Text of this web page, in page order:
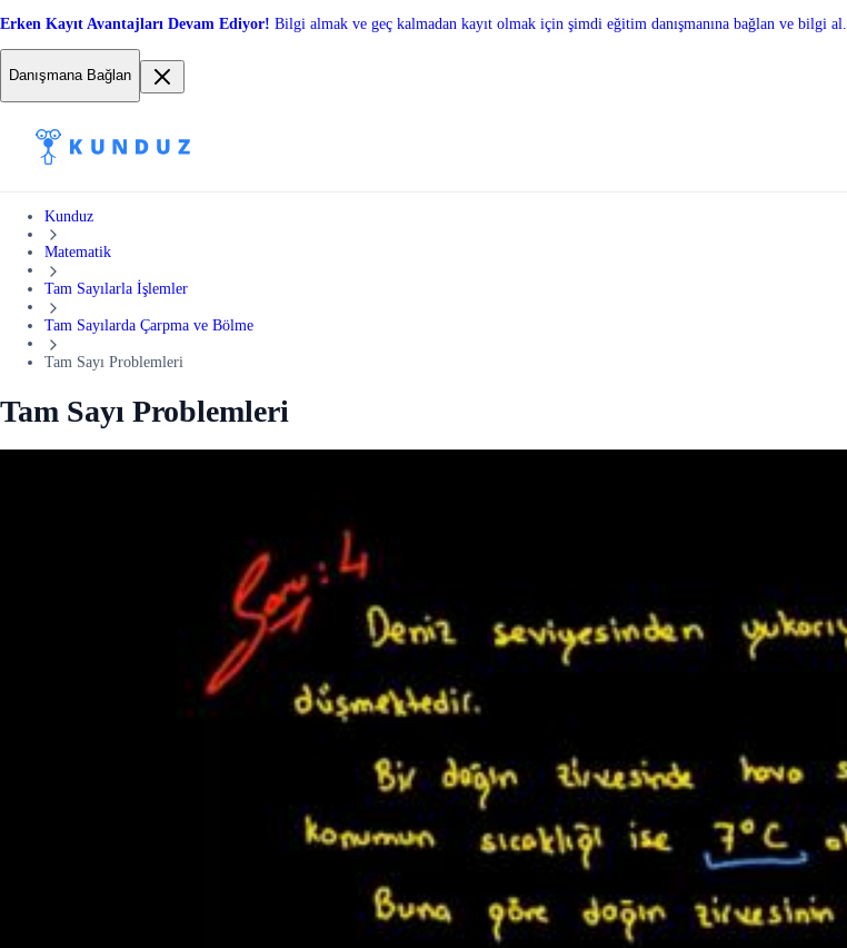
Erken Kayıt Avantajları Devam Ediyor! Bilgi almak ve geç kalmadan kayıt olmak için şimdi eğitim danışmanına bağlan ve bilgi al.
Danışmana Bağlan
Kunduz
Matematik
Tam Sayılarla İşlemler
Tam Sayılarda Çarpma ve Bölme
Tam Sayı Problemleri
Tam Sayı Problemleri